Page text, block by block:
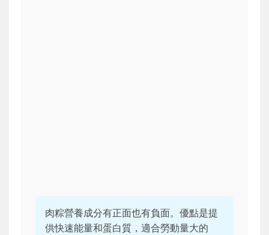
肉粽營養成分有正面也有負面。優點是提
供快速能量和蛋白質，適合勞動量大的